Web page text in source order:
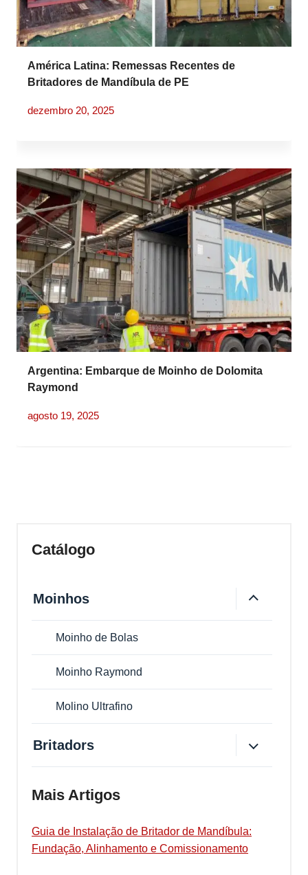
América Latina: Remessas Recentes de
Britadores de Mandíbula de PE
dezembro 20, 2025
Argentina: Embarque de Moinho de Dolomita
Raymond
agosto 19, 2025
Catálogo
Moinhos
Moinho de Bolas
Moinho Raymond
Molino Ultrafino
Britadors
Mais Artigos
Guia de Instalação de Britador de Mandíbula:
Fundação, Alinhamento e Comissionamento